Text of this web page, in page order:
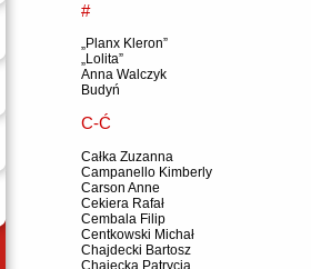
#
„Planx Kleron”
„Lolita”
Anna Walczyk
Budyń
C-Ć
Całka Zuzanna
Campanello Kimberly
Carson Anne
Cekiera Rafał
Cembala Filip
Centkowski Michał
Chajdecki Bartosz
Chajęcka Patrycja